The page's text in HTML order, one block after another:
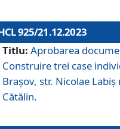
925/21.12.2023
Titlu: Aprobarea
Construire trei case
Brașov, str. Nicolae
Cătălin.